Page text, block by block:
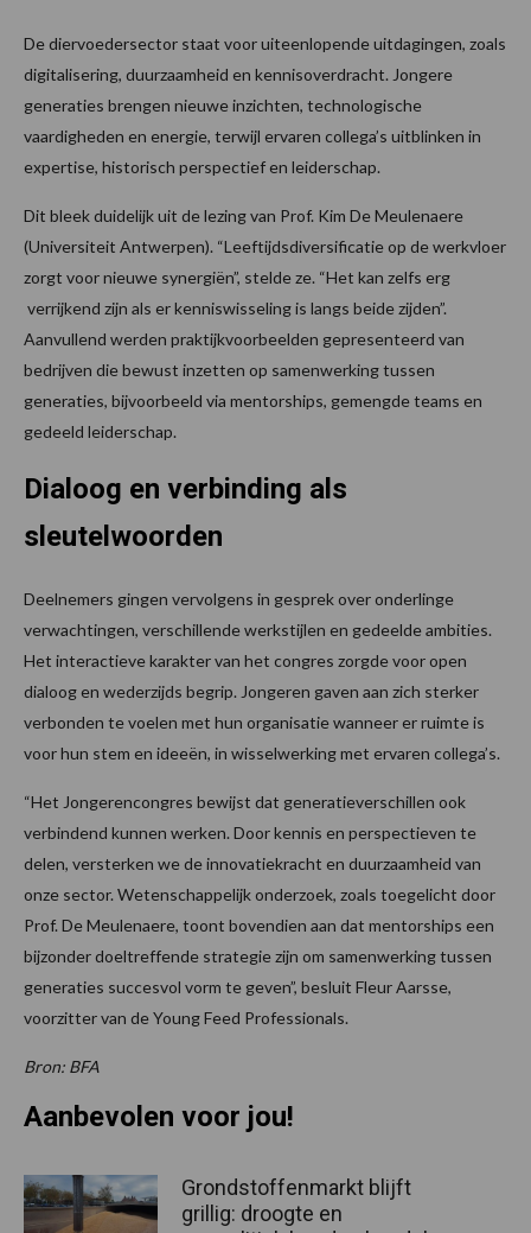
De diervoedersector staat voor uiteenlopende uitdagingen, zoals
digitalisering, duurzaamheid en kennisoverdracht. Jongere
generaties brengen nieuwe inzichten, technologische
vaardigheden en energie, terwijl ervaren collega’s uitblinken in
expertise, historisch perspectief en leiderschap.
Dit bleek duidelijk uit de lezing van Prof. Kim De Meulenaere
(Universiteit Antwerpen). “Leeftijdsdiversificatie op de werkvloer
zorgt voor nieuwe synergiën”, stelde ze. “Het kan zelfs erg
verrijkend zijn als er kenniswisseling is langs beide zijden”.
Aanvullend werden praktijkvoorbeelden gepresenteerd van
bedrijven die bewust inzetten op samenwerking tussen
generaties, bijvoorbeeld via mentorships, gemengde teams en
gedeeld leiderschap.
Dialoog en verbinding als
sleutelwoorden
Deelnemers gingen vervolgens in gesprek over onderlinge
verwachtingen, verschillende werkstijlen en gedeelde ambities.
Het interactieve karakter van het congres zorgde voor open
dialoog en wederzijds begrip. Jongeren gaven aan zich sterker
verbonden te voelen met hun organisatie wanneer er ruimte is
voor hun stem en ideeën, in wisselwerking met ervaren collega’s.
“Het Jongerencongres bewijst dat generatieverschillen ook
verbindend kunnen werken. Door kennis en perspectieven te
delen, versterken we de innovatiekracht en duurzaamheid van
onze sector. Wetenschappelijk onderzoek, zoals toegelicht door
Prof. De Meulenaere, toont bovendien aan dat mentorships een
bijzonder doeltreffende strategie zijn om samenwerking tussen
generaties succesvol vorm te geven”, besluit Fleur Aarsse,
voorzitter van de Young Feed Professionals.
Bron: BFA
Aanbevolen voor jou!
Grondstoffenmarkt blijft
grillig: droogte en